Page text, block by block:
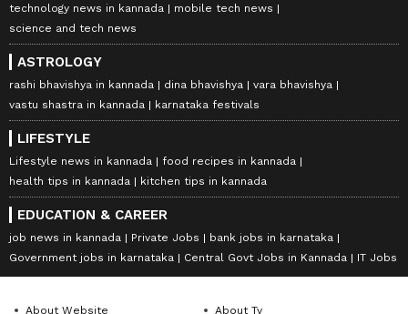
technology news in kannada
mobile tech news
science and tech news
ASTROLOGY
rashi bhavishya in kannada dina bhavishya
vara bhavishya
vastu shastra in kannada
karnataka festivals
LIFESTYLE
Lifestyle news in kannada
food recipes in kannada
health tips in kannada
kitchen tips in kannada
EDUCATION & CAREER
job news in kannada Private Jobs
bank jobs in karnataka
Government jobs in karnataka
Central Govt Jobs in Kannada IT Jobs
About Website About Tv